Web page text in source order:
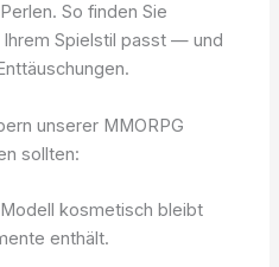
So finden Sie
Spielstil passt — und
unserer MMORPG
sollten:
kosmetisch bleibt
enthält.